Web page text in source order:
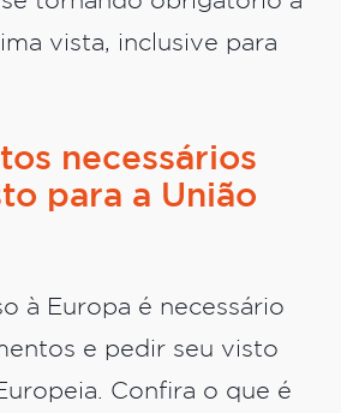
vista, inclusive para
necessários
para a União
à Europa é necessário
e pedir seu visto
Confira o que é